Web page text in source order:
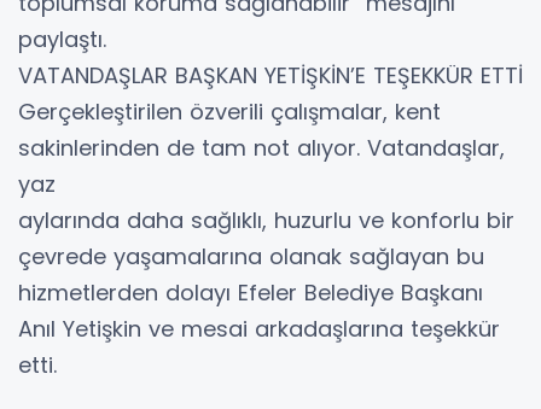
paylaştı.
VATANDAŞLAR BAŞKAN YETİŞKİN’E TEŞEKKÜR ETTİ
Gerçekleştirilen özverili çalışmalar, kent
sakinlerinden de tam not alıyor. Vatandaşlar,
yaz
aylarında daha sağlıklı, huzurlu ve konforlu bir
çevrede yaşamalarına olanak sağlayan bu
hizmetlerden dolayı Efeler Belediye Başkanı
Anıl Yetişkin ve mesai arkadaşlarına teşekkür
etti.